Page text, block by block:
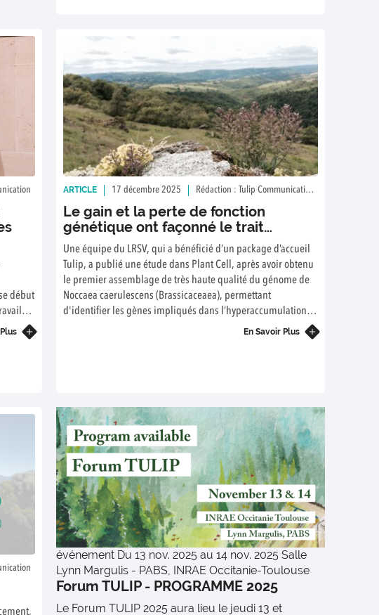
début
ARTICLE 17 décembre 2025 Rédaction : Tulip Communication / Sylvain Merlot
Le gain et la perte de fonction
génétique ont façonné le trait
d'hyperaccumulation du nickel chez
Noccaea caerulescens
Une équipe du LRSV, qui a bénéficié d’un package d’accueil
Tulip, a publié une étude dans Plant Cell, après avoir obtenu
le premier assemblage de très haute qualité du génome de
Noccaea caerulescens (Brassicaceaea), permettant
d'identifier les gènes impliqués dans l’hyperaccumulation
En Savoir Plus
événement Du 13 nov. 2025 au 14 nov. 2025 Salle
Lynn Margulis - PABS, INRAE Occitanie-Toulouse
Forum TULIP - PROGRAMME 2025
Le Forum TULIP 2025 aura lieu le jeudi 13 et